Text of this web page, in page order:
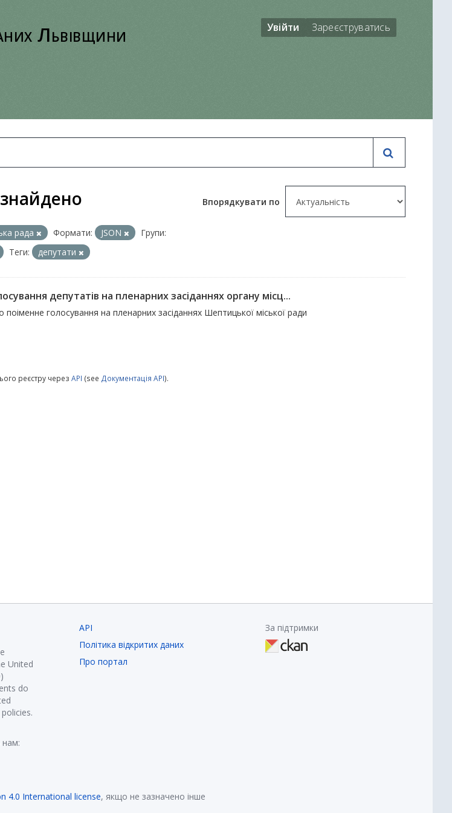
Львівщини Увійти Зареєструватись
Впорядкувати по
рада Формати: JSON
Групи:
Теги: депутати
депутатів на пленарних засіданнях органу місц...
поіменне голосування на пленарних засіданнях Шептицької міської ради
реєстру через API (see Документація API).
United
do
нам:
API
Політика відкритих даних
Про портал
За підтримки
4.0 International license, якщо не зазначено інше